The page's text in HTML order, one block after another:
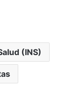
(INS)